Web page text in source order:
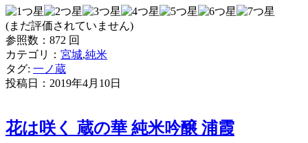
(まだ評価されていません)
参照数：872 回
カテゴリ： 宮城,純米
タグ: 一ノ蔵
投稿日： 2019年4月10日
花は咲く 蔵の華 純米吟醸 浦霞